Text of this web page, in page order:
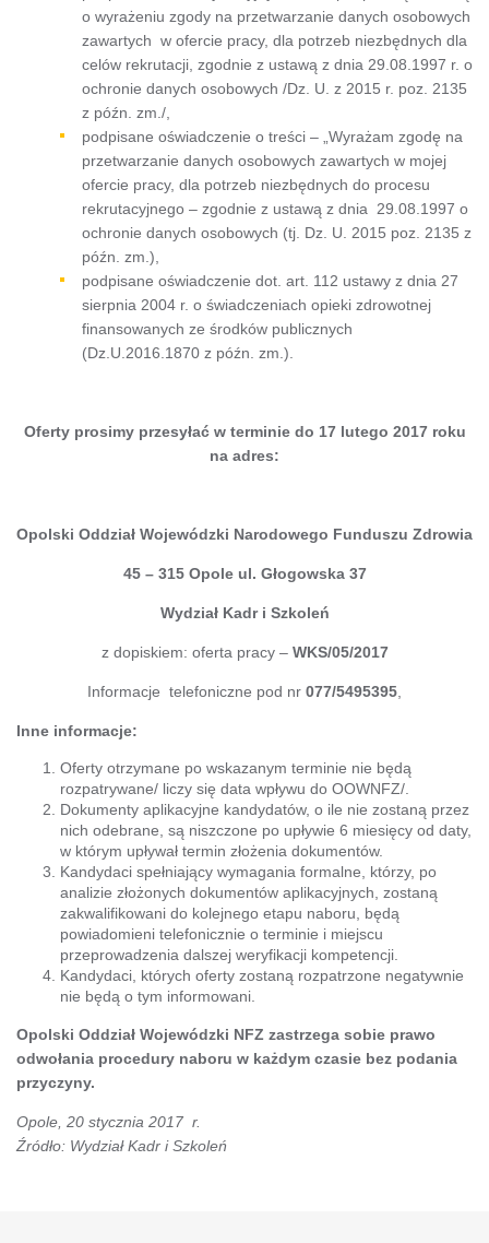
o wyrażeniu zgody na przetwarzanie danych osobowych
zawartych w ofercie pracy, dla potrzeb niezbędnych dla
celów rekrutacji, zgodnie z ustawą z dnia 29.08.1997 r. o
ochronie danych osobowych /Dz. U. z 2015 r. poz. 2135
z późn. zm./,
podpisane oświadczenie o treści – „Wyrażam zgodę na
przetwarzanie danych osobowych zawartych w mojej
ofercie pracy, dla potrzeb niezbędnych do procesu
rekrutacyjnego – zgodnie z ustawą z dnia 29.08.1997 o
ochronie danych osobowych (tj. Dz. U. 2015 poz. 2135 z
późn. zm.),
podpisane oświadczenie dot. art. 112 ustawy z dnia 27
sierpnia 2004 r. o świadczeniach opieki zdrowotnej
finansowanych ze środków publicznych
(Dz.U.2016.1870 z późn. zm.).
Oferty prosimy przesyłać w terminie do 17 lutego 2017 roku
na adres:
Opolski Oddział Wojewódzki Narodowego Funduszu Zdrowia
45 – 315 Opole ul. Głogowska 37
Wydział Kadr i Szkoleń
z dopiskiem: oferta pracy – WKS/05/2017
Informacje telefoniczne pod nr 077/5495395
Inne informacje:
Oferty otrzymane po wskazanym terminie nie będą
rozpatrywane/ liczy się data wpływu do OOWNFZ/.
Dokumenty aplikacyjne kandydatów, o ile nie zostaną przez
nich odebrane, są niszczone po upływie 6 miesięcy od daty,
w którym upływał termin złożenia dokumentów.
Kandydaci spełniający wymagania formalne, którzy, po
analizie złożonych dokumentów aplikacyjnych, zostaną
zakwalifikowani do kolejnego etapu naboru, będą
powiadomieni telefonicznie o terminie i miejscu
przeprowadzenia dalszej weryfikacji kompetencji.
Kandydaci, których oferty zostaną rozpatrzone negatywnie
nie będą o tym informowani.
Opolski Oddział Wojewódzki NFZ zastrzega sobie prawo
odwołania procedury naboru w każdym czasie bez podania
przyczyny.
Opole, 20 stycznia 2017 r.
Źródło: Wydział Kadr i Szkoleń